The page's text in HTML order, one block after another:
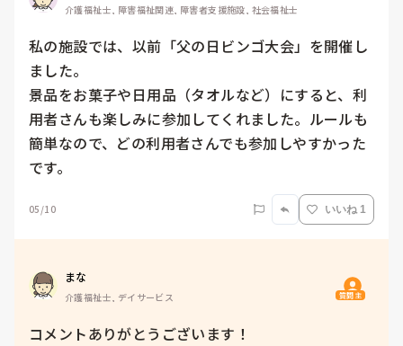
介護福祉士, 障害福祉関連, 障害者支援施設, 社会福祉士
私の施設では、以前「父の日ビンゴ大会」を開催し
ました。
景品をお菓子や日用品（タオルなど）にすると、利
用者さんも楽しみに参加してくれました。ルールも
簡単なので、どの利用者さんでも参加しやすかった
です。
05/10 いいね 1
まな
介護福祉士, デイサービス 質問主
コメントありがとうございます！